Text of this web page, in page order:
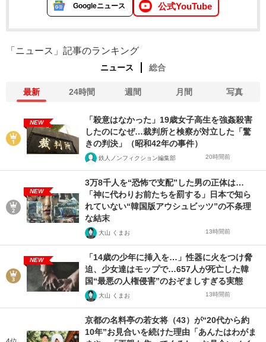
Googleニュース 公式YouTube
「ニュース」記事のランキング
ニュース 総合
最新 24時間 週間 月間 写真
NEW
「殺意はなかった」19歳女子高生を強姦殺害
したのになぜ…裁判所と検察が対立した「驚
きの判決」（昭和42年の事件）
鉄人ノンフィクション編集部 20時間前
NEW
3万8千人を“恐怖で支配”した男の正体は…
「神に代わりお前たちを罰する」日本で知ら
れていない“韓国版アウシュビッツ”の不条理
な結末
大山 くまお 13時間前
NEW
「14歳の少年に挿入を…」性器に火をつけ脅
迫、少女達はモップで…657人が死亡した韓
国“最悪の人権侵害”のおぞましすぎる実態
大山 くまお 13時間前
京都の名料亭の若女将（43）が“20代から約
10年”お見合いを続けた理由「あんたはわがま